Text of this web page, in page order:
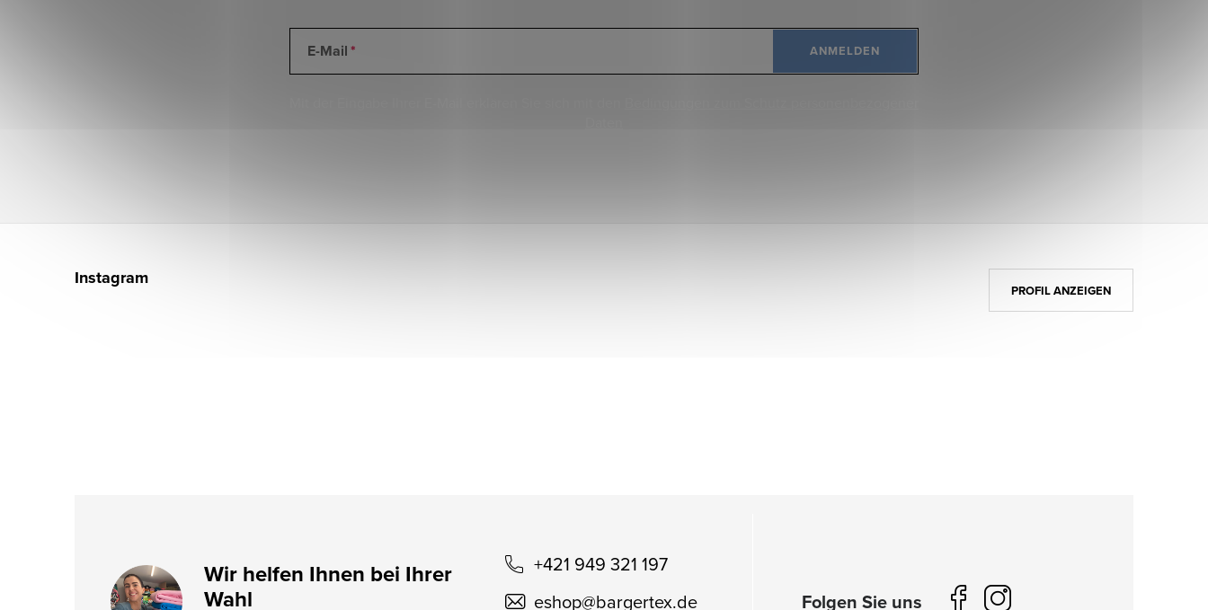
E-Mail ANMELDEN
Wir helfen Ihnen bei Ihrer
Wahl
+421 949 321 197
eshop@bargertex.de
Instagram
PROFIL ANZEIGEN